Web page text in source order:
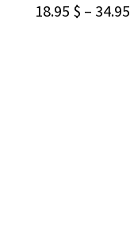
18.95 $ – 34.95